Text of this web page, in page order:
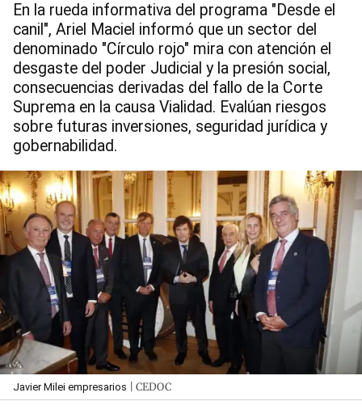
En la rueda informativa del programa "Desde el
canil", Ariel Maciel informó que un sector del
denominado "Círculo rojo" mira con atención el
desgaste del poder Judicial y la presión social,
consecuencias derivadas del fallo de la Corte
Suprema en la causa Vialidad. Evalúan riesgos
sobre futuras inversiones, seguridad jurídica y
gobernabilidad.
Javier Milei empresarios | CEDOC